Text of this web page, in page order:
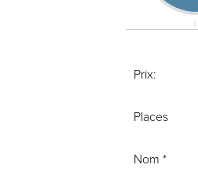
Prix:
Places
Nom *